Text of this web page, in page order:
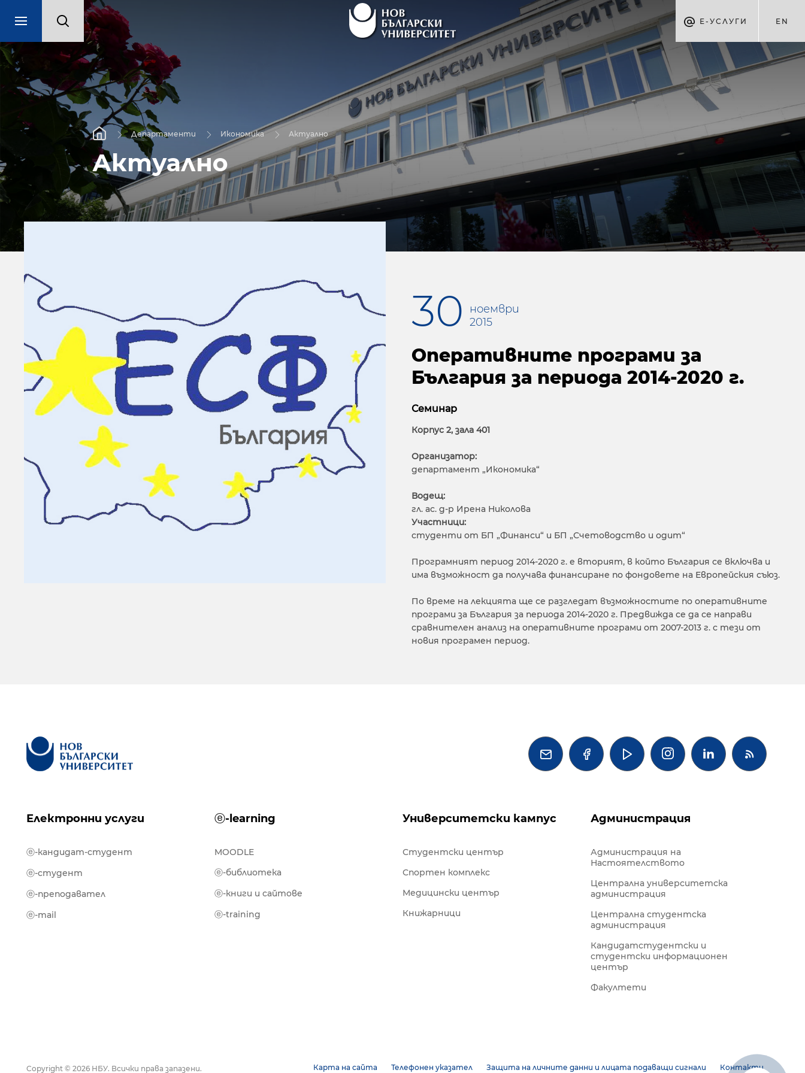
Е-УСЛУГИ EN
Департаменти Икономика Актуално
Актуално
30
ноември
2015
Оперативните програми за
България за периода 2014-2020 г.
Семинар
Корпус 2, зала 401
Организатор:
департамент „Икономика“
Водещ:
гл. ас. д-р Ирена Николова
Участници:
студенти от БП „Финанси“ и БП „Счетоводство и одит“
Програмният период 2014-2020 г. е вторият, в който България се включва и
има възможност да получава финансиране по фондовете на Европейския съюз.
По време на лекцията ще се разгледат възможностите по оперативните
програми за България за периода 2014-2020 г. Предвижда се да се направи
сравнителен анализ на оперативните програми от 2007-2013 г. с тези от
новия програмен период.
   
Електронни услуги ⓔ-learning Университетски кампус Администрация
ⓔ-кандидат-студент
ⓔ-студент
ⓔ-преподавател
ⓔ-mail
MOODLE
ⓔ-библиотека
ⓔ-книги и сайтове
ⓔ-training
Студентски център
Спортен комплекс
Медицински център
Книжарници
Администрация на
Настоятелството
Централна университетска
администрация
Централна студентска
администрация
Кандидатстудентски и
студентски информационен
център
Факултети
Карта на сайта Телефонен указател Защита на личните данни и лицата подаващи сигнали Контакти
Copyright © 2026 НБУ. Всички права запазени.